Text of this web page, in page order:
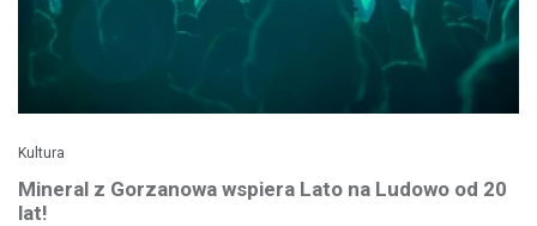
Kultura
Mineral z Gorzanowa wspiera Lato na Ludowo od 20
lat!